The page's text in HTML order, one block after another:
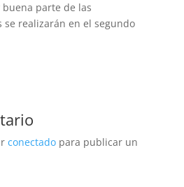
parte de las
se realizarán en el segundo
conectadopara publicar un